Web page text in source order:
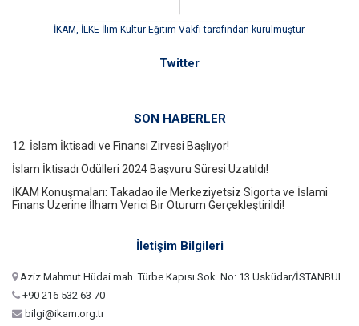
İKAM, İLKE İlim Kültür Eğitim Vakfı tarafından kurulmuştur.
Twitter
SON HABERLER
12. İslam İktisadı ve Finansı Zirvesi Başlıyor!
İslam İktisadı Ödülleri 2024 Başvuru Süresi Uzatıldı!
İKAM Konuşmaları: Takadao ile Merkeziyetsiz Sigorta ve İslami
Finans Üzerine İlham Verici Bir Oturum Gerçekleştirildi!
İletişim Bilgileri
Aziz Mahmut Hüdai mah. Türbe Kapısı Sok. No: 13 Üsküdar/İSTANBUL
+90 216 532 63 70
bilgi@ikam.org.tr